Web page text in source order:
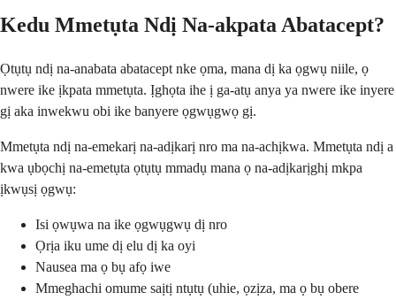
Kedu Mmetụta Ndị Na-akpata Abatacept?
Ọtụtụ ndị na-anabata abatacept nke ọma, mana dị ka ọgwụ niile, ọ
nwere ike ịkpata mmetụta. Ịghọta ihe ị ga-atụ anya ya nwere ike inyere
gị aka inwekwu obi ike banyere ọgwụgwọ gị.
Mmetụta ndị na-emekarị na-adịkarị nro ma na-achịkwa. Mmetụta ndị a
kwa ụbọchị na-emetụta ọtụtụ mmadụ mana ọ na-adịkarịghị mkpa
ịkwụsị ọgwụ:
Isi ọwụwa na ike ọgwụgwụ dị nro
Ọrịa iku ume dị elu dị ka oyi
Nausea ma ọ bụ afọ iwe
Mmeghachi omume saịtị ntụtụ (uhie, ọzịza, ma ọ bụ obere